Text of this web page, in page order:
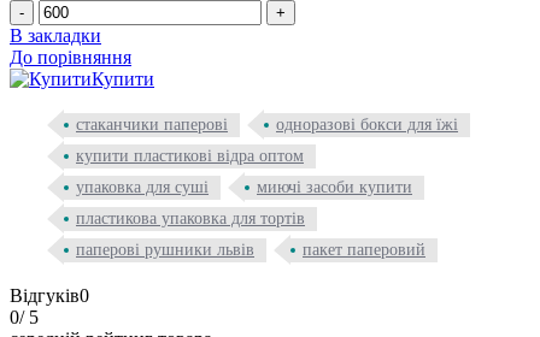
- +
В закладки
До порівняння
Купити
стаканчики паперові
одноразові бокси для їжі
купити пластикові відра оптом
упаковка для суші
миючі засоби купити
пластикова упаковка для тортів
паперові рушники львів
пакет паперовий
Відгуків0
0/ 5